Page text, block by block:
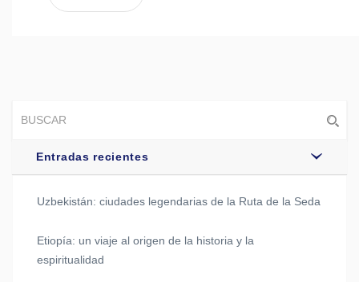
Entradas recientes
Uzbekistán: ciudades legendarias de la Ruta de la Seda
Etiopía: un viaje al origen de la historia y la
espiritualidad